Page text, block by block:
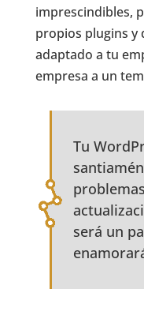
imprescindibles,
propios plugins y
adaptado a tu
empresa a un
Tu
será un